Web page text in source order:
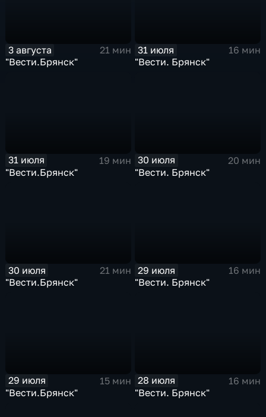
3 августа
21 мин
"Вести.Брянск"
31 июля
16 мин
"Вести. Брянск"
31 июля
19 мин
"Вести.Брянск"
30 июля
20 мин
"Вести. Брянск"
30 июля
21 мин
"Вести.Брянск"
29 июля
16 мин
"Вести. Брянск"
29 июля
15 мин
"Вести.Брянск"
28 июля
16 мин
"Вести. Брянск"